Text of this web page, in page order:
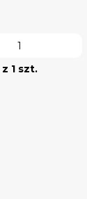
z 1 szt.